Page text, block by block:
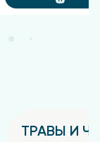
ТРАВЫ И